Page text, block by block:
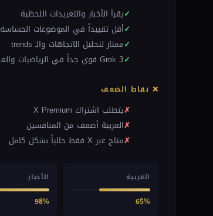
يقرأ الأخبار والتغريدات اللحظية
أقل تقييداً في الموضوعات الحساسة
ممتاز لتحليل الاتجاهات والـ trends
Grok 3 قوي جداً في الرياضيات والعلوم
❌ نقاط الضعف
يتطلب اشتراك X Premium
العربية أضعف من المنافسين
متاح عبر X فقط حالياً بشكل كامل
العربية
65%
الأخبار
98%